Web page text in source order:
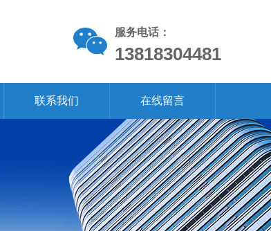
服务电话：
13818304481
联系我们 在线留言